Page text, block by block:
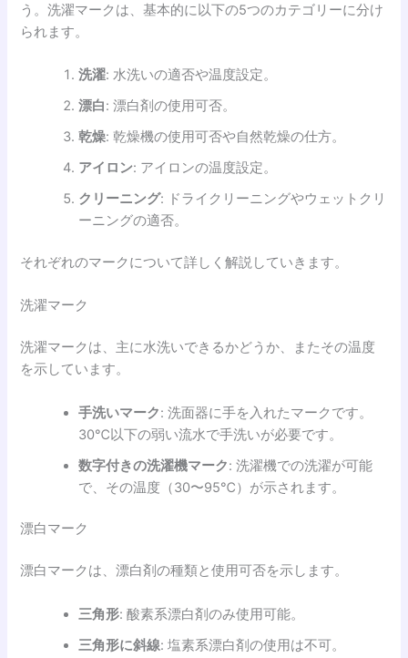
う。洗濯マークは、基本的に以下の5つのカテゴリーに分け
られます。
洗濯: 水洗いの適否や温度設定。
漂白: 漂白剤の使用可否。
乾燥: 乾燥機の使用可否や自然乾燥の仕方。
アイロン: アイロンの温度設定。
クリーニング: ドライクリーニングやウェットクリ
ーニングの適否。
それぞれのマークについて詳しく解説していきます。
洗濯マーク
洗濯マークは、主に水洗いできるかどうか、またその温度
を示しています。
手洗いマーク: 洗面器に手を入れたマークです。
30℃以下の弱い流水で手洗いが必要です。
数字付きの洗濯機マーク: 洗濯機での洗濯が可能
で、その温度（30〜95℃）が示されます。
漂白マーク
漂白マークは、漂白剤の種類と使用可否を示します。
三角形: 酸素系漂白剤のみ使用可能。
三角形に斜線: 塩素系漂白剤の使用は不可。